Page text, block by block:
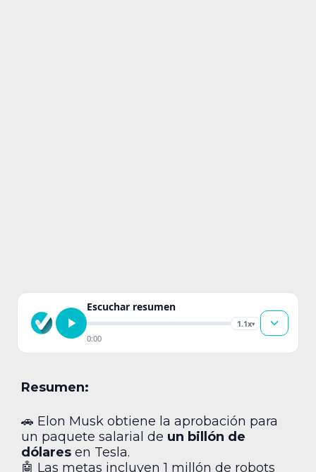
Escuchar resumen
1.1x▾
0:00
Resumen:
🚗 Elon Musk obtiene la aprobación para
un paquete salarial de un billón de
dólares en Tesla.
🤖 Las metas incluyen 1 millón de robots